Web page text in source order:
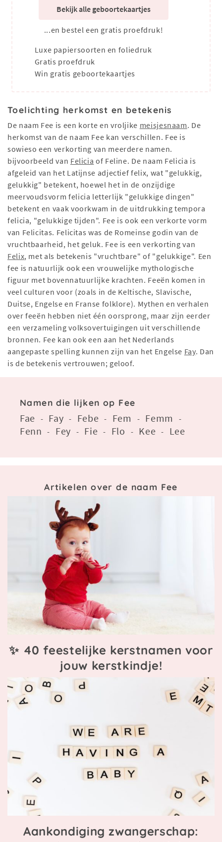
Bekijk alle geboortekaartjes
...en bestel een gratis proefdruk!
Luxe papiersoorten en foliedruk
Gratis proefdruk
Win gratis geboortekaartjes
Toelichting herkomst en betekenis
De naam Fee is een korte en vroljike meisjesnaam. De
herkomst van de naam Fee kan verschillen. Fee is
sowieso een verkorting van meerdere namen.
bijvoorbeeld van Felicia of Feline. De naam Felicia is
afgeleid van het Latijnse adjectief felix, wat "gelukkig,
gelukkig" betekent, hoewel het in de onzijdige
meervoudsvorm felicia letterlijk "gelukkige dingen"
betekent en vaak voorkwam in de uitdrukking tempora
felicia, "gelukkige tijden". Fee is ook een verkorte vorm
van Felicitas. Felicitas was de Romeinse godin van de
vruchtbaarheid, het geluk. Fee is een verkorting van
Felix, met als betekenis "vruchtbare" of "gelukkige". Een
fee is natuurlijk ook een vrouwelijke mythologische
figuur met bovennatuurlijke krachten. Feeën komen in
veel culturen voor (zoals in de Keltische, Slavische,
Duitse, Engelse en Franse folklore). Mythen en verhalen
over feeën hebben niet één oorsprong, maar zijn eerder
een verzameling volksovertuigingen uit verschillende
bronnen. Fee kan ook een aan het Nederlands
aangepaste spelling kunnen zijn van het Engelse Fay. Dan
is de betekenis vertrouwen; geloof.
Namen die lijken op Fee
Fae - Fay - Febe - Fem - Femm -
Fenn - Fey - Fie - Flo - Kee - Lee
Artikelen over de naam Fee
✨ 40 feestelijke kerstnamen voor
jouw kerstkindje!
Aankondiging zwangerschap: